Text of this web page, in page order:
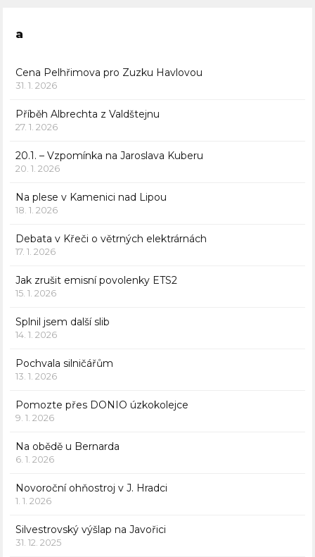
a
Cena Pelhřimova pro Zuzku Havlovou
31. 1. 2026
Příběh Albrechta z Valdštejnu
27. 1. 2026
20.1. – Vzpomínka na Jaroslava Kuberu
20. 1. 2026
Na plese v Kamenici nad Lipou
18. 1. 2026
Debata v Křeči o větrných elektrárnách
17. 1. 2026
Jak zrušit emisní povolenky ETS2
15. 1. 2026
Splnil jsem další slib
14. 1. 2026
Pochvala silničářům
13. 1. 2026
Pomozte přes DONIO úzkokolejce
9. 1. 2026
Na obědě u Bernarda
6. 1. 2026
Novoroční ohňostroj v J. Hradci
1. 1. 2026
Silvestrovský výšlap na Javořici
31. 12. 2025